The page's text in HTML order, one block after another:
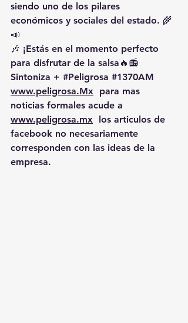
siendo uno de los pilares
económicos y sociales del estado. 🌾
📣
🎶 ¡Estás en el momento perfecto
para disfrutar de la salsa🔥📻
Sintoniza + #Peligrosa #1370AM
www.peligrosa.Mx para mas
noticias formales acude a
www.peligrosa.mx los articulos de
facebook no necesariamente
corresponden con las ideas de la
empresa.